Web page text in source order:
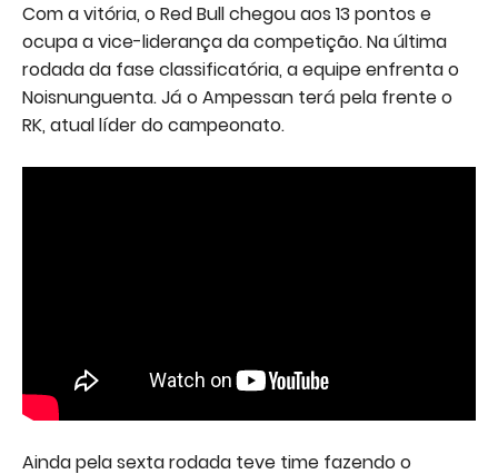
Com a vitória, o Red Bull chegou aos 13 pontos e
ocupa a vice-liderança da competição. Na última
rodada da fase classificatória, a equipe enfrenta o
Noisnunguenta. Já o Ampessan terá pela frente o
RK, atual líder do campeonato.
Ainda pela sexta rodada teve time fazendo o